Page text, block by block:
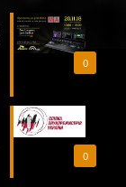
0
0